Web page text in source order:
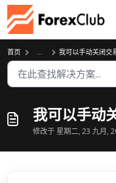
跳过至主要内容
首页 ... 我可以手动关闭交
我可以手动
修改于 星期二, 23 九月,